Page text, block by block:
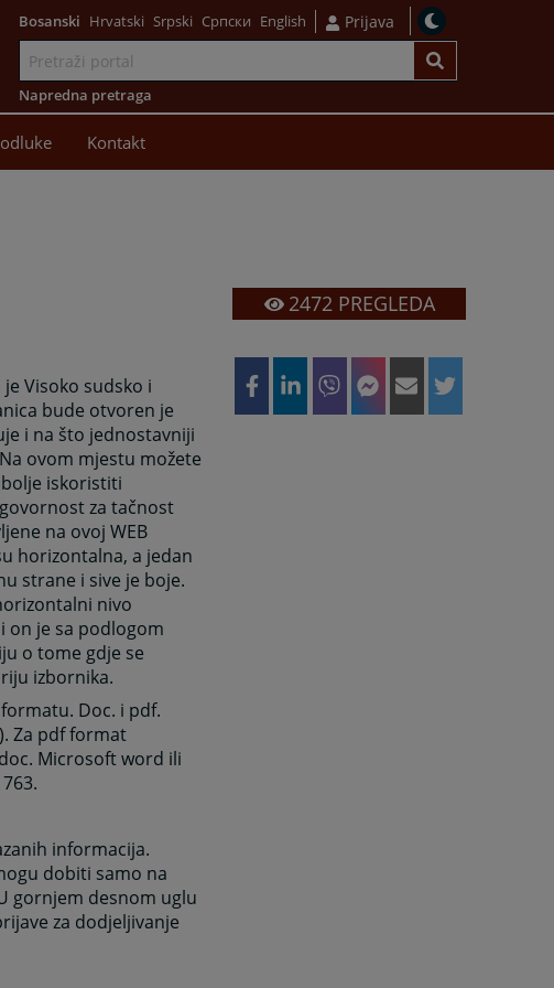
Bosanski Hrvatski Srpski Српски English Prijava
Napredna pretraga
Kontakt
Visoko sudsko i
bude otvoren je
i na što jednostavniji
ovom mjestu možete
iskoristiti
za tačnost
na ovoj WEB
horizontalna, a jedan
strane i sive je boje.
nivo
on je sa podlogom
o tome gdje se
izbornika.
Doc. i pdf.
Za pdf format
Microsoft word ili
informacija.
dobiti samo na
gornjem desnom uglu
za dodjeljivanje
2472PREGLEDA